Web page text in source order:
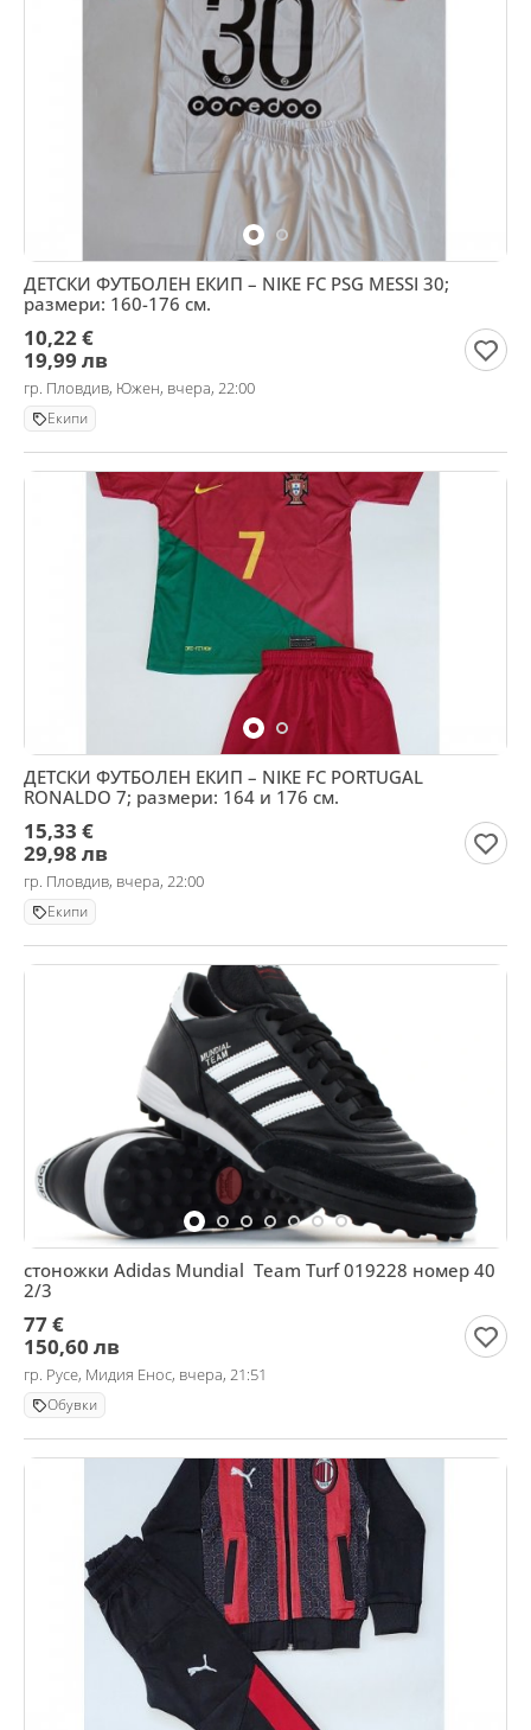
ДЕТСКИ ФУТБОЛЕН ЕКИП – NIKE FC PSG MESSI 30;
размери: 160-176 см.
10,22 €
19,99 лв
гр. Пловдив, Южен, вчера, 22:00
Екипи
ДЕТСКИ ФУТБОЛЕН ЕКИП – NIKE FC PORTUGAL
RONALDO 7; размери: 164 и 176 см.
15,33 €
29,98 лв
гр. Пловдив, вчера, 22:00
Екипи
стоножки Adidas Mundial Team Turf 019228 номер 40
2/3
77 €
150,60 лв
гр. Русе, Мидия Енос, вчера, 21:51
Обувки